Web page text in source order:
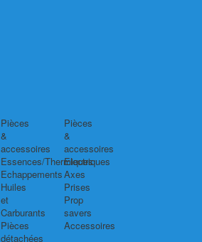
Pièces
&
accessoires
Essences/Thermiques
Echappements
Huiles
et
Carburants
Pièces
détachées
Pièces
&
accessoires
Electriques
Axes
Prises
Prop
savers
Accessoires